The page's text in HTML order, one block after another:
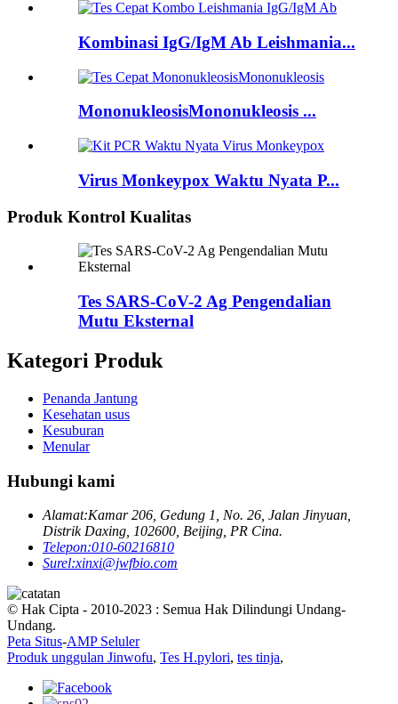
Kombinasi IgG/IgM Ab Leishmania...
MononukleosisMononukleosis ...
Virus Monkeypox Waktu Nyata P...
Produk Kontrol Kualitas
Tes SARS-CoV-2 Ag Pengendalian
Mutu Eksternal
Kategori Produk
Penanda Jantung
Kesehatan usus
Kesuburan
Menular
Hubungi kami
Alamat:Kamar 206, Gedung 1, No. 26, Jalan Jinyuan,
Distrik Daxing, 102600, Beijing, PR Cina.
Telepon:010-60216810
Surel:xinxi@jwfbio.com
© Hak Cipta - 2010-2023 : Semua Hak Dilindungi Undang-
Undang.
Peta Situs-AMP Seluler
Produk unggulan Jinwofu, Tes H.pylori, tes tinja,